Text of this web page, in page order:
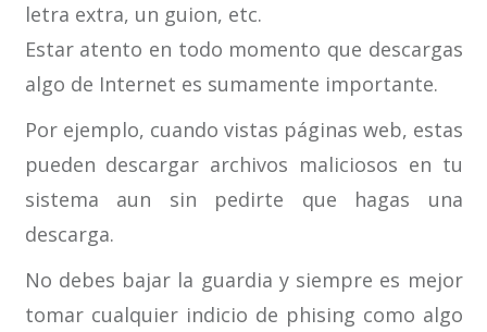
letra extra, un guion, etc.
Estar atento en todo momento que descargas
algo de Internet es sumamente importante.
Por ejemplo, cuando vistas páginas web, estas
pueden descargar archivos maliciosos en tu
sistema aun sin pedirte que hagas una
descarga.
No debes bajar la guardia y siempre es mejor
tomar cualquier indicio de phising como algo